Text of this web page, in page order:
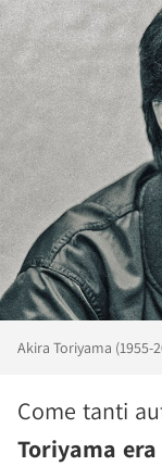
Akira Toriyama (1955-
Come tanti
Toriyama